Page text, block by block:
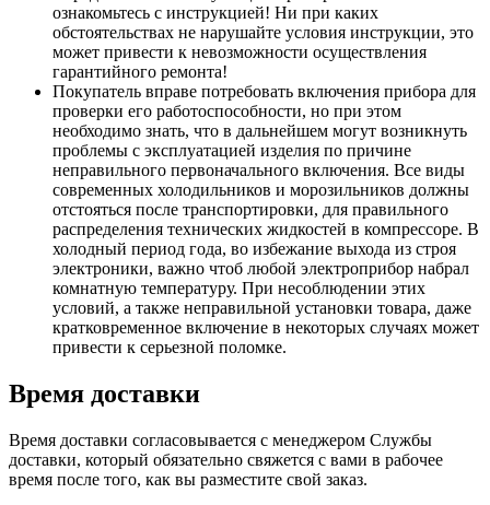
ознакомьтесь с инструкцией! Ни при каких
обстоятельствах не нарушайте условия инструкции, это
может привести к невозможности осуществления
гарантийного ремонта!
Покупатель вправе потребовать включения прибора для
проверки его работоспособности, но при этом
необходимо знать, что в дальнейшем могут возникнуть
проблемы с эксплуатацией изделия по причине
неправильного первоначального включения. Все виды
современных холодильников и морозильников должны
отстояться после транспортировки, для правильного
распределения технических жидкостей в компрессоре. В
холодный период года, во избежание выхода из строя
электроники, важно чтоб любой электроприбор набрал
комнатную температуру. При несоблюдении этих
условий, а также неправильной установки товара, даже
кратковременное включение в некоторых случаях может
привести к серьезной поломке.
Время доставки
Время доставки согласовывается с менеджером Службы
доставки, который обязательно свяжется с вами в рабочее
время после того, как вы разместите свой заказ.